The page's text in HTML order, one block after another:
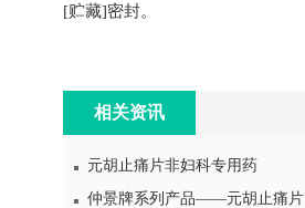
[贮藏]密封。
相关资讯
元胡止痛片非妇科专用药
仲景牌系列产品——元胡止痛片